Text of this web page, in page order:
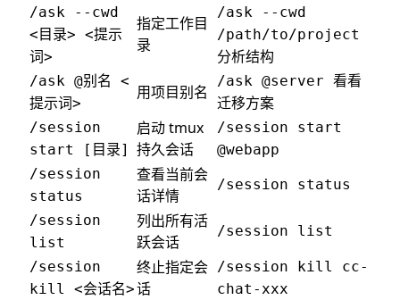
/ask --cwd
<目录> <提示
词>
指定工作目
录
/ask --cwd
/path/to/project
分析结构
/ask @别名 <
提示词>
用项目别名
/ask @server 看看
迁移方案
/session
start [目录]
启动 tmux
持久会话
/session start
@webapp
/session
status
查看当前会
话详情
/session status
/session
list
列出所有活
跃会话
/session list
/session
kill <会话名>
终止指定会
话
/session kill cc-
chat-xxx